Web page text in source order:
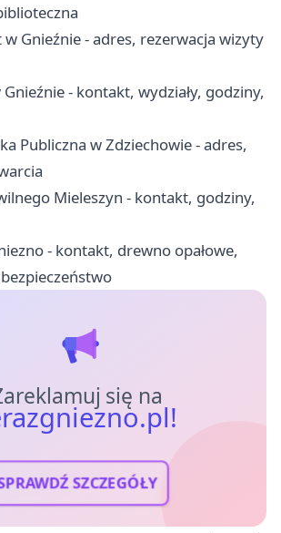
Gnieźnie - adres, rezerwacja wizyty
- kontakt, wydziały, godziny,
Publiczna w Zdziechowie - adres,
Mieleszyn - kontakt, godziny,
- kontakt, drewno opałowe,
się na
SZCZEGÓŁY